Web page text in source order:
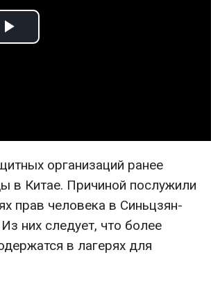
Play
организаций ранее
в Китае. Причиной послужили
прав человека в Синьцзян-
них следует, что более
в лагерях для